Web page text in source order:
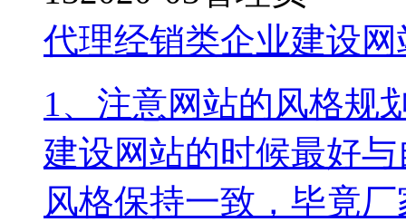
代理经销类企业建设
1、注意网站的风格规
建设网站的时候最好
风格保持一致，毕竟